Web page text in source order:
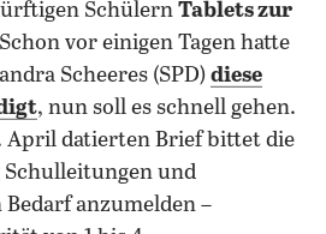
Schülern Tablets zur
vor einigen Tagen hatte
Scheeres (SPD) diese
, nun soll es schnell gehen.
April datierten Brief bittet die
und
anzumelden –